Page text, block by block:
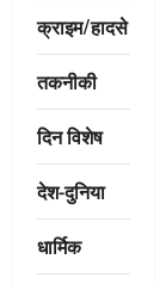
क्राइम/हादसे
तकनीकी
दिन विशेष
देश-दुनिया
धार्मिक